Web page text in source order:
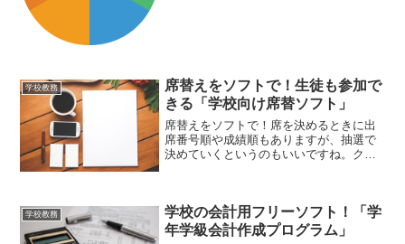
学校教務
席替えをソフトで！生徒も参加で
きる「学校向け席替ソフト」
席替えをソフトで！席を決めるときに出
席番号順や成績順もありますが、抽選で
決めていくというのもいいですね。クラ
フトが「学校向け席替ソフト」です。
学校教務
学校の会計用フリーソフト！「学
年学級会計作成プログラム」